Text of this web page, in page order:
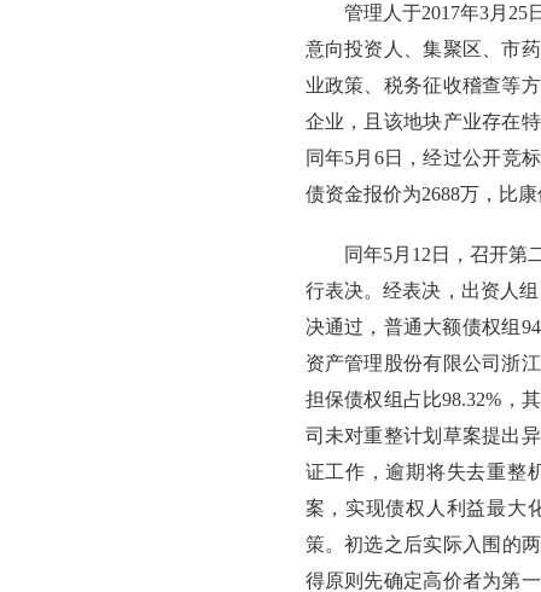
管理人于2017年3月
意向投资人、集聚区、市
业政策、税务征收稽查等
企业，且该地块产业存在
同年5月6日，经过公开竞
债资金报价为2688万，比
同年5月12日，召开第
行表决。经表决，出资人
决通过，普通大额债权组
资产管理股份有限公司浙
担保债权组占比98.32%，
司未对重整计划草案提出
证工作，逾期将失去重整
案，实现债权人利益最大
策。初选之后实际入围的
得原则先确定高价者为第